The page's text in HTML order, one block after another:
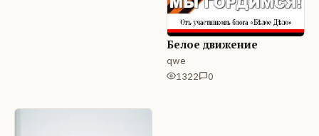
Белое движение
qwe
1322
0